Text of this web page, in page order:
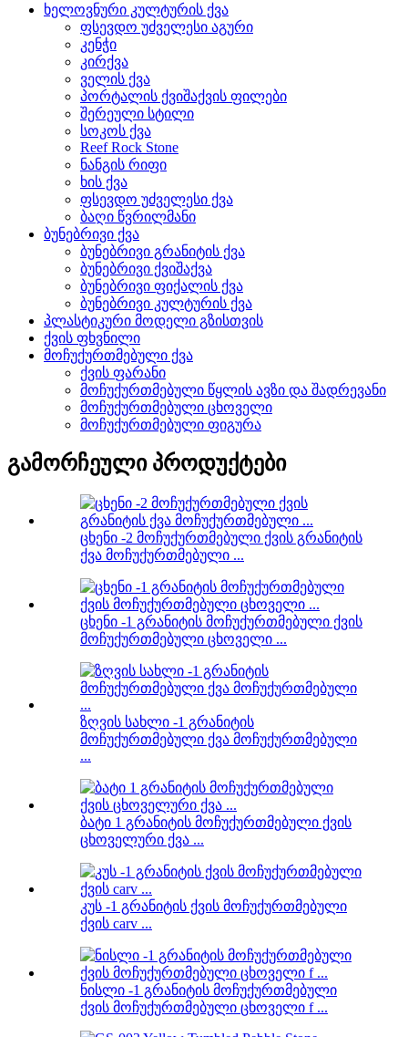
ხელოვნური კულტურის ქვა
ფსევდო უძველესი აგური
კენჭი
კირქვა
ველის ქვა
პორტალის ქვიშაქვის ფილები
შერეული სტილი
სოკოს ქვა
Reef Rock Stone
ნანგის რიფი
ხის ქვა
ფსევდო უძველესი ქვა
ბაღი წვრილმანი
ბუნებრივი ქვა
ბუნებრივი გრანიტის ქვა
ბუნებრივი ქვიშაქვა
ბუნებრივი ფიქალის ქვა
ბუნებრივი კულტურის ქვა
პლასტიკური მოდელი გზისთვის
ქვის ფხვნილი
მოჩუქურთმებული ქვა
ქვის ფარანი
მოჩუქურთმებული წყლის ავზი და შადრევანი
მოჩუქურთმებული ცხოველი
მოჩუქურთმებული ფიგურა
გამორჩეული პროდუქტები
ცხენი -2 მოჩუქურთმებული ქვის გრანიტის
ქვა მოჩუქურთმებული ...
ცხენი -1 გრანიტის მოჩუქურთმებული ქვის
მოჩუქურთმებული ცხოველი ...
ზღვის სახლი -1 გრანიტის
მოჩუქურთმებული ქვა მოჩუქურთმებული
...
ბატი 1 გრანიტის მოჩუქურთმებული ქვის
ცხოველური ქვა ...
კუს -1 გრანიტის ქვის მოჩუქურთმებული
ქვის carv ...
ნისლი -1 გრანიტის მოჩუქურთმებული
ქვის მოჩუქურთმებული ცხოველი f ...